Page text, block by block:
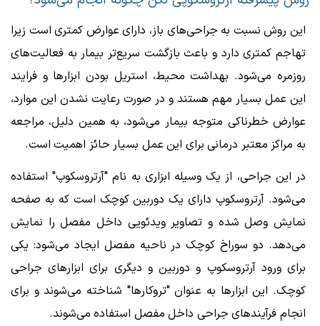
این روش نسبت به جراحی‌های باز، دارای عوارض کمتری است زیرا
تهاجم کمتری دارد و باعث بازگشت سریع‌تر بیمار به فعالیت‌های
روزمره می‌شود. بهداشت محیط، استریل بودن ابزارها و فرایند
این عمل بسیار مهم هستند و در صورت رعایت نشدن این موارد،
عوارض خطرناکی متوجه بیمار می‌شود، به همین دلیل، مراجعه
به مراکز معتبر درمانی برای این عمل بسیار حائز اهمیت است.
در این جراحی، از یک وسیله ابزاری به نام "آرتروسکوپ" استفاده
می‌شود. آرتروسکوپ دارای یک دوربین کوچک است که به صفحه
نمایش وصل شده و تصاویر ویدئویی داخل مفصل را نمایش
می‌دهد. دو سوراخ کوچک در ناحیه مفصل ایجاد می‌شود: یکی
برای ورود آرتروسکوپ و دوربین و دیگری برای ابزارهای جراحی
کوچک. این ابزارها به عنوان "تروکارها" شناخته می‌شوند و برای
انجام فرآیندهای جراحی داخل مفصل استفاده می‌شوند.